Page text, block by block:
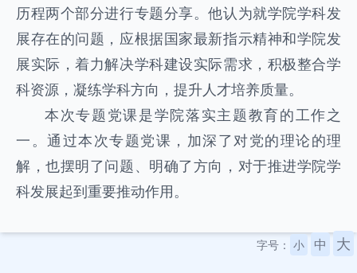
历程两个部分进行专题分享。他认为就学院学科发
展存在的问题，应根据国家最新指示精神和学院发
展实际，着力解决学科建设实际需求，积极整合学
科资源，凝练学科方向，提升人才培养质量。
本次专题党课是学院落实主题教育的工作之
一。通过本次专题党课，加深了对党的理论的理
解，也摆明了问题、明确了方向，对于推进学院学
科发展起到重要推动作用。
字号： 小 中 大